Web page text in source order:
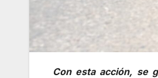
Con esta acción, se